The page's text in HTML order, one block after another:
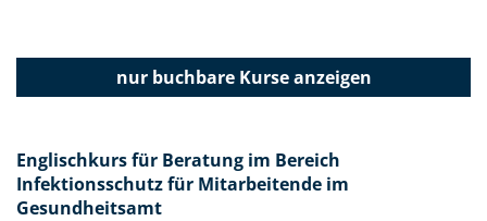
nur buchbareKurse anzeigen
Englischkurs für Beratung im Bereich
Infektionsschutz für Mitarbeitende im
Gesundheitsamt